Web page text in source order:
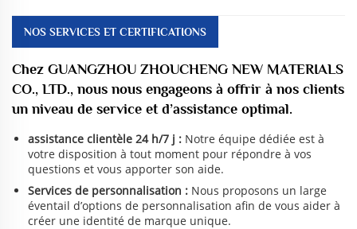
NOS SERVICES ET CERTIFICATIONS
Chez GUANGZHOU ZHOUCHENG NEW MATERIALS
CO., LTD., nous nous engageons à offrir à nos clients
un niveau de service et d’assistance optimal.
assistance clientèle 24 h/7 j : Notre équipe dédiée est à
votre disposition à tout moment pour répondre à vos
questions et vous apporter son aide.
Services de personnalisation : Nous proposons un large
éventail d’options de personnalisation afin de vous aider à
créer une identité de marque unique.